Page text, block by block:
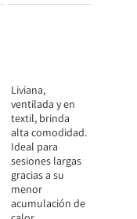
Liviana,
ventilada y en
textil, brinda
alta comodidad.
Ideal para
sesiones largas
gracias a su
menor
acumulación de